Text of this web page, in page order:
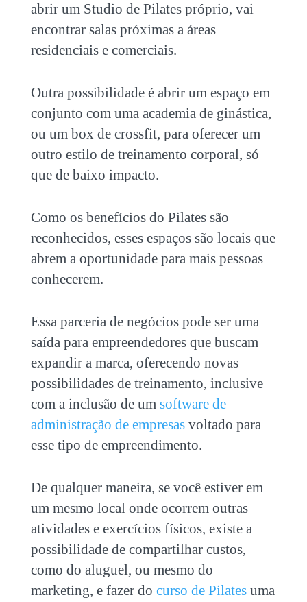
abrir um Studio de Pilatespróprio, vai
encontrar salas próximas a áreas
residenciais e comerciais.
Outra possibilidade é abrir um espaço em
conjunto com uma academia de ginástica,
ou um box de crossfit, para oferecer um
outro estilo de treinamento corporal, só
que de baixo impacto.
Como os benefícios do Pilates são
reconhecidos, esses espaços são locais que
abrem a oportunidade para mais pessoas
conhecerem.
Essa parceria de negócios pode ser uma
saída para empreendedores que buscam
expandir a marca, oferecendo novas
possibilidades de treinamento, inclusive
com a inclusão de um software de
administração de empresasvoltado para
esse tipo de empreendimento.
De qualquer maneira, se você estiver em
um mesmo local onde ocorrem outras
atividades e exercícios físicos, existe a
possibilidade de compartilhar custos,
como do aluguel, ou mesmo do
marketing, e fazer do curso de Pilatesuma